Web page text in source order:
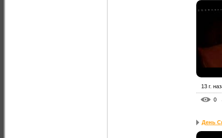
13 г.
0
День